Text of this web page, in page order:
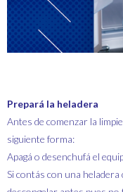
Prepará la heladera
Antes de comenzar la
siguiente forma:
Apagá o desenchufá el
Si contás con una